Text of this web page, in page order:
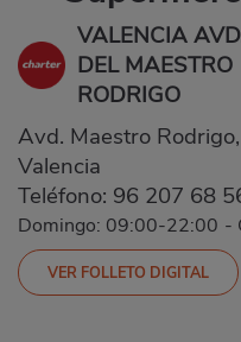
VALENCIA
DEL MAESTRO
RODRIGO
Avd. Maestro
Valencia
Teléfono: 96 207 68
Domingo: 09:00-22:00 -
VER FOLLETO DIGITAL